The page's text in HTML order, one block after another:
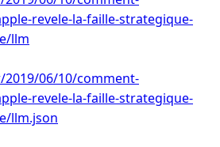
revele-la-faille-strategique-
llm
06/10/comment-
revele-la-faille-strategique-
llm.json